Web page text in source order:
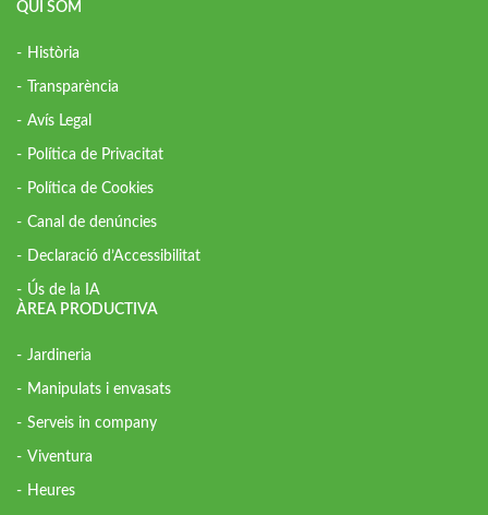
QUI SOM
Història
Transparència
Avís Legal
Política de Privacitat
Política de Cookies
Canal de denúncies
Declaració d’Accessibilitat
Ús de la IA
ÀREA PRODUCTIVA
Jardineria
Manipulats i envasats
Serveis in company
Viventura
Heures